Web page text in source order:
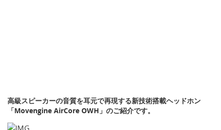
高級スピーカーの音質を耳元で再現する新技術搭載ヘッドホン
「Movengine AirCore OWH」のご紹介です。